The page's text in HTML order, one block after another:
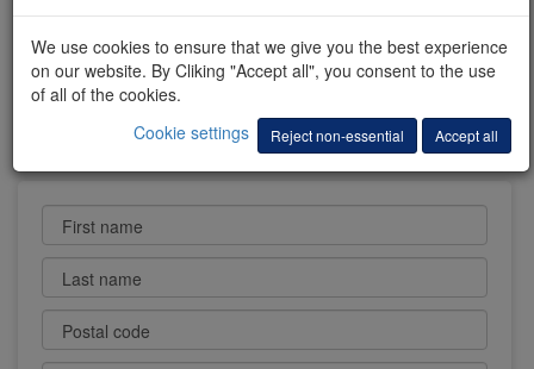
Bureaux WHS Paris
58 rue de la Victoire
75009 Paris
First name
Last name
Postal code
We use cookies to ensure that we give you the best experience
on our website. By Cliking "Accept all", you consent to the use
of all of the cookies.
Cookie settings
Reject non-essential Accept all